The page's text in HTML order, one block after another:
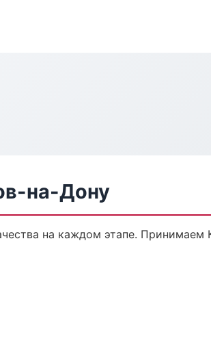
на-Дону
на каждом этапе. Принимаем